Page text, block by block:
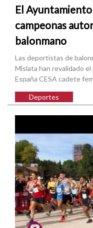
El
campeonas
balonmano
Las deportistas de
Mislata han revalidado
España CESA cadete
Deportes